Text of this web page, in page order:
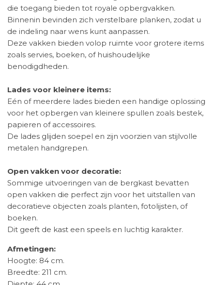
die toegang bieden tot royale opbergvakken.
Binnenin bevinden zich verstelbare planken, zodat u
de indeling naar wens kunt aanpassen.
Deze vakken bieden volop ruimte voor grotere items
zoals servies, boeken, of huishoudelijke
benodigdheden.
Lades voor kleinere items:
Eén of meerdere lades bieden een handige oplossing
voor het opbergen van kleinere spullen zoals bestek,
papieren of accessoires.
De lades glijden soepel en zijn voorzien van stijlvolle
metalen handgrepen.
Open vakken voor decoratie:
Sommige uitvoeringen van de bergkast bevatten
open vakken die perfect zijn voor het uitstallen van
decoratieve objecten zoals planten, fotolijsten, of
boeken.
Dit geeft de kast een speels en luchtig karakter.
Afmetingen:
Hoogte: 84 cm.
Breedte: 211 cm.